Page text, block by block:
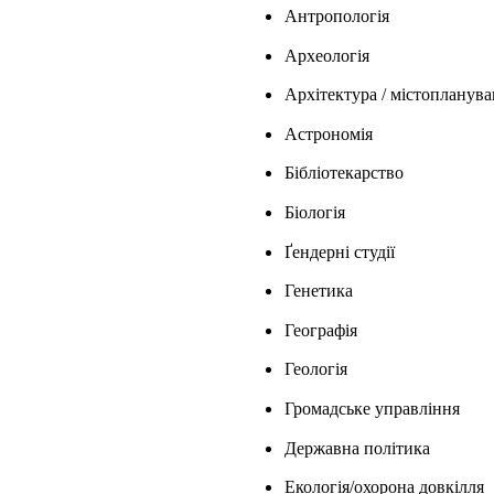
Антропологія
Археологія
Архітектура /
Астрономія
Бібліотекарство
Біологія
Ґендерні студії
Генетика
Географія
Геологія
Громадське управління
Державна політика
Екологія/охорона довкілля